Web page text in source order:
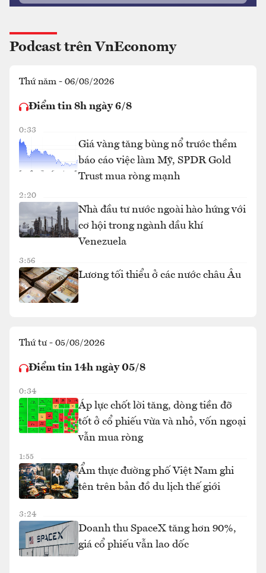
Podcast trên VnEconomy
Thứ năm - 06/08/2026
Điểm tin 8h ngày 6/8
0:33
Giá vàng tăng bùng nổ trước thềm
báo cáo việc làm Mỹ, SPDR Gold
Trust mua ròng mạnh
2:20
Nhà đầu tư nước ngoài hào hứng với
cơ hội trong ngành dầu khí
Venezuela
3:56
Lương tối thiểu ở các nước châu Âu
Thứ tư - 05/08/2026
Điểm tin 14h ngày 05/8
0:34
Áp lực chốt lời tăng, dòng tiền đỡ
tốt ở cổ phiếu vừa và nhỏ, vốn ngoại
vẫn mua ròng
1:55
Ẩm thực đường phố Việt Nam ghi
tên trên bản đồ du lịch thế giới
3:24
Doanh thu SpaceX tăng hơn 90%,
giá cổ phiếu vẫn lao dốc